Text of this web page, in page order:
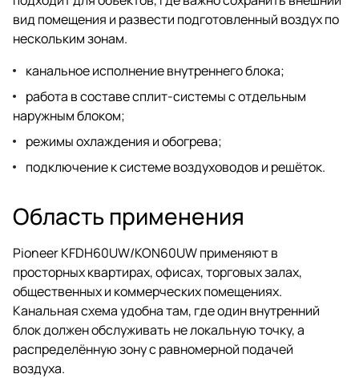
вид помещения и развести подготовленный воздух по
нескольким зонам.
канальное исполнение внутреннего блока;
работа в составе сплит-системы с отдельным
наружным блоком;
режимы охлаждения и обогрева;
подключение к системе воздуховодов и решёток.
Область применения
Pioneer KFDH60UW/KON60UW применяют в
просторных квартирах, офисах, торговых залах,
общественных и коммерческих помещениях.
Канальная схема удобна там, где один внутренний
блок должен обслуживать не локальную точку, а
распределённую зону с равномерной подачей
воздуха.